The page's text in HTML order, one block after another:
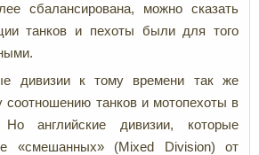
сбалансирована, можно сказать
танков и пехоты были для того
дивизии к тому времени так же
соотношению танков и мотопехоты в
английские дивизии, которые
«смешанных» (Mixed Division) от